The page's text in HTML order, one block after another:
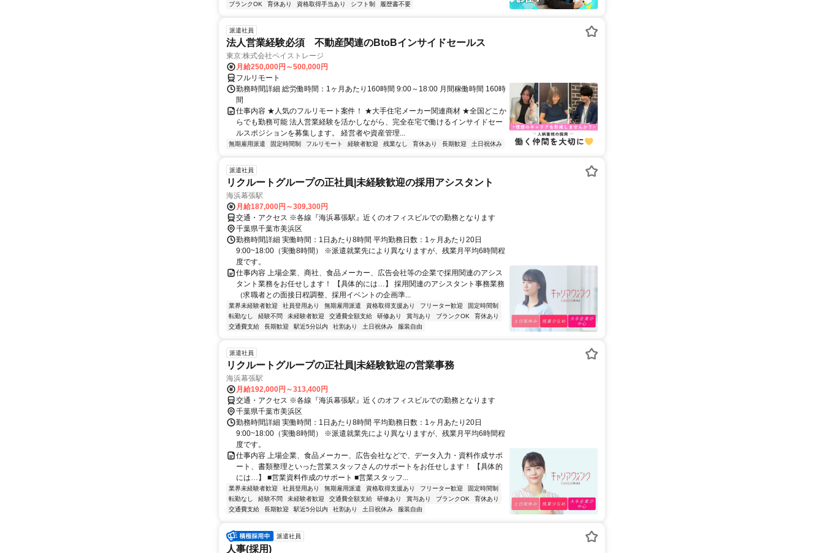
ブランクOK
育休あり 資格取得手当あり シフト制 履歴書不要
派遣社員
法人営業経験必須 不動産関連のBtoBインサイドセールス
東京:株式会社ペイストレージ
月給250,000円～500,000円
フルリモート
勤務時間詳細 総労働時間：1ヶ月あたり160時間 9:00～18:00 月間稼働時間 160時
間
仕事内容 ★人気のフルリモート案件！ ★大手住宅メーカー関連商材 ★全国どこか
らでも勤務可能 法人営業経験を活かしながら、完全在宅で働けるインサイドセー
ルスポジションを募集します。 経営者や資産管理...
無期雇用派遣 固定時間制 フルリモート 経験者歓迎 残業なし 育休あり 長期歓迎 土日祝休み
派遣社員
リクルートグループの正社員|未経験歓迎の採用アシスタント
海浜幕張駅
月給187,000円～309,300円
交通・アクセス ※各線『海浜幕張駅』近くのオフィスビルでの勤務となります
千葉県千葉市美浜区
勤務時間詳細 実働時間：1日あたり8時間 平均勤務日数：1ヶ月あたり20日
9:00~18:00（実働8時間） ※派遣就業先により異なりますが、残業月平均6時間程
度です。
仕事内容 上場企業、商社、食品メーカー、広告会社等の企業で採用関連のアシス
タント業務をお任せします！ 【具体的には…】 採用関連のアシスタント事務業務
（求職者との面接日程調整、採用イベントの企画準...
業界未経験者歓迎 社員登用あり 無期雇用派遣 資格取得支援あり フリーター歓迎
固定時間制
転勤なし
経験不問 未経験者歓迎 交通費全額支給 研修あり 賞与あり ブランクOK
育休あり
交通費支給
長期歓迎 駅近5分以内 社割あり 土日祝休み 服装自由
派遣社員
リクルートグループの正社員|未経験歓迎の営業事務
海浜幕張駅
月給192,000円～313,400円
交通・アクセス ※各線『海浜幕張駅』近くのオフィスビルでの勤務となります
千葉県千葉市美浜区
勤務時間詳細 実働時間：1日あたり8時間 平均勤務日数：1ヶ月あたり20日
9:00~18:00（実働8時間） ※派遣就業先により異なりますが、残業月平均6時間程
度です。
仕事内容 上場企業、食品メーカー、広告会社などで、データ入力・資料作成サポ
ート、書類整理といった営業スタッフさんのサポートをお任せします！ 【具体的
には…】 ■営業資料作成のサポート ■営業スタッフ...
業界未経験者歓迎 社員登用あり 無期雇用派遣 資格取得支援あり フリーター歓迎
固定時間制
転勤なし
経験不問 未経験者歓迎 交通費全額支給 研修あり 賞与あり ブランクOK
育休あり
交通費支給
長期歓迎 駅近5分以内 社割あり 土日祝休み 服装自由
派遣社員
人事(採用)